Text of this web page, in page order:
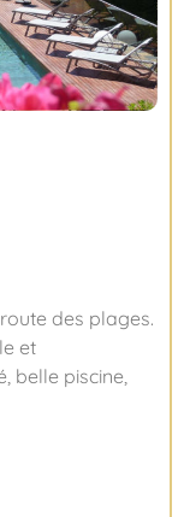
des plages.
et
belle piscine,